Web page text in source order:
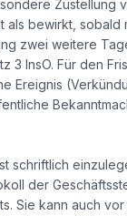
Zustellung
als bewirkt, sobald
zwei weitere
3 InsO. Für den
Ereignis
schriftlich
der
Sie kann auch